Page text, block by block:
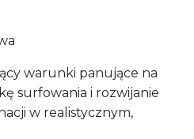
warunki panujące na
surfowania i rozwijanie
w realistycznym,